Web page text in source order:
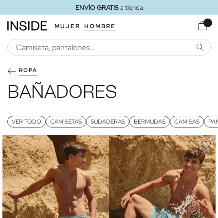
ENVÍO GRATISa tienda
MUJER HOMBRE
ROPA
BAÑADORES
VER TODO CAMISETAS SUDADERAS BERMUDAS CAMISAS